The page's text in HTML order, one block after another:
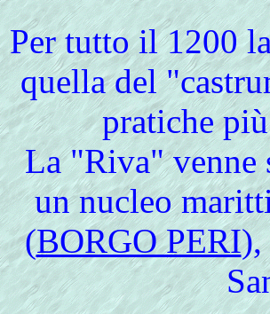
Pertutto il 1200
quella del
pratiche
La "Riva" venne
un nucleo
(BORGO PERI